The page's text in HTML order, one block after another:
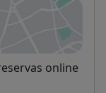
separador
online